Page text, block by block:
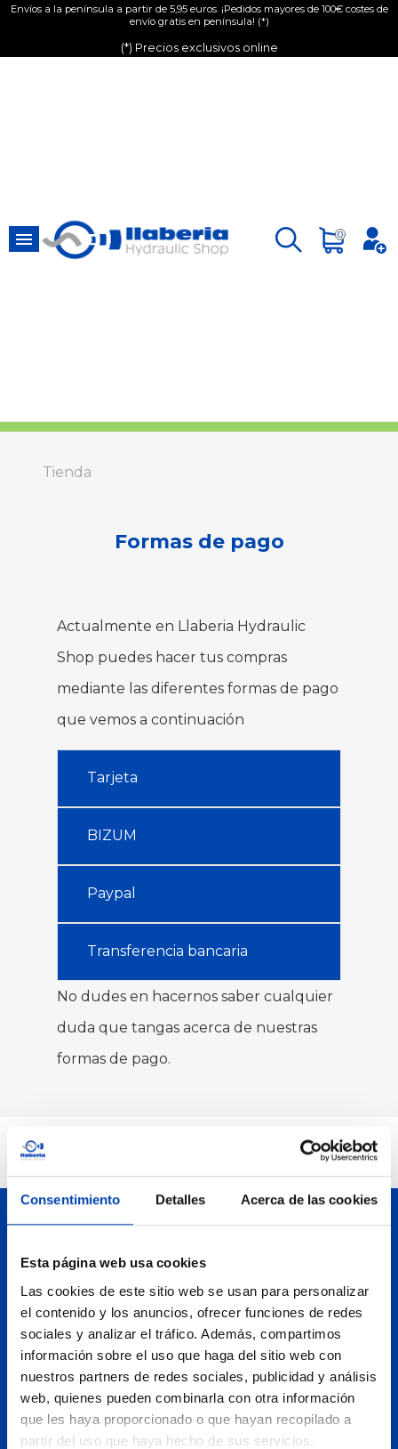
Consentimiento Detalles Acerca de las cookies
Esta página web usa cookies
Las cookies de este sitio web se usan para personalizar
el contenido y los anuncios, ofrecer funciones de redes
sociales y analizar el tráfico. Además, compartimos
información sobre el uso que haga del sitio web con
nuestros partners de redes sociales, publicidad y análisis
web, quienes pueden combinarla con otra información
que les haya proporcionado o que hayan recopilado a
partir del uso que haya hecho de sus servicios.
Envíos a la península a partir de 5,95 euros. ¡Pedidos mayores de 100€ costes de
envío gratis en península! (*)
(*) Precios exclusivos online
 0
Tienda
Formas de pago
Actualmente en Llaberia Hydraulic
Shop puedes hacer tus compras
mediante las diferentes formas de pago
que vemos a continuación
Tarjeta
BIZUM
Paypal
Transferencia bancaria
No dudes en hacernos saber cualquier
duda que tangas acerca de nuestras
formas de pago.
Carretera de Reus, Km. 8
43340Montbrió del Camp
(Tarragona) , España
Tel.+34 977 81 40 09